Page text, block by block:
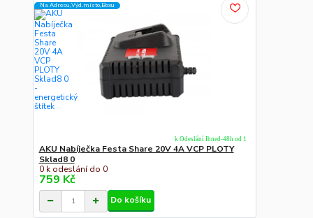
Na Adresu,Výd.místo,Boxu
AKU Nabíječka Festa Share 20V 4A VCP PLOTY
Sklad8 0
0 k odeslání do 0
759 Kč
k Odeslání Ihned-48h od 1
Do košíku